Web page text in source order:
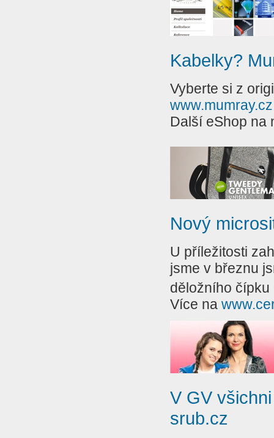
Kabelky?
Vyberte si z
www.mumray.cz
Další eShop na
Nový
U příležitosti
jsme v březnu
děložního čípku
Více na
V GV
srub.cz